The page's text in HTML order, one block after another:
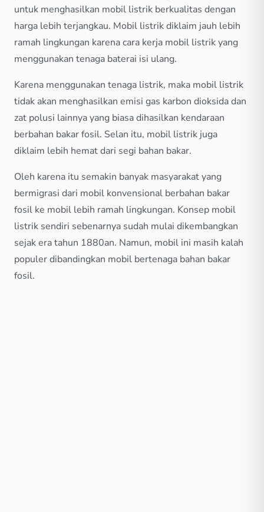
untuk menghasilkan mobil listrik berkualitas dengan
harga lebih terjangkau. Mobil listrik diklaim jauh lebih
ramah lingkungan karena cara kerja mobil listrik yang
menggunakan tenaga baterai isi ulang.
Karena menggunakan tenaga listrik, maka mobil listrik
tidak akan menghasilkan emisi gas karbon dioksida dan
zat polusi lainnya yang biasa dihasilkan kendaraan
berbahan bakar fosil. Selan itu, mobil listrik juga
diklaim lebih hemat dari segi bahan bakar.
Oleh karena itu semakin banyak masyarakat yang
bermigrasi dari mobil konvensional berbahan bakar
fosil ke mobil lebih ramah lingkungan. Konsep mobil
listrik sendiri sebenarnya sudah mulai dikembangkan
sejak era tahun 1880an. Namun, mobil ini masih kalah
populer dibandingkan mobil bertenaga bahan bakar
fosil.